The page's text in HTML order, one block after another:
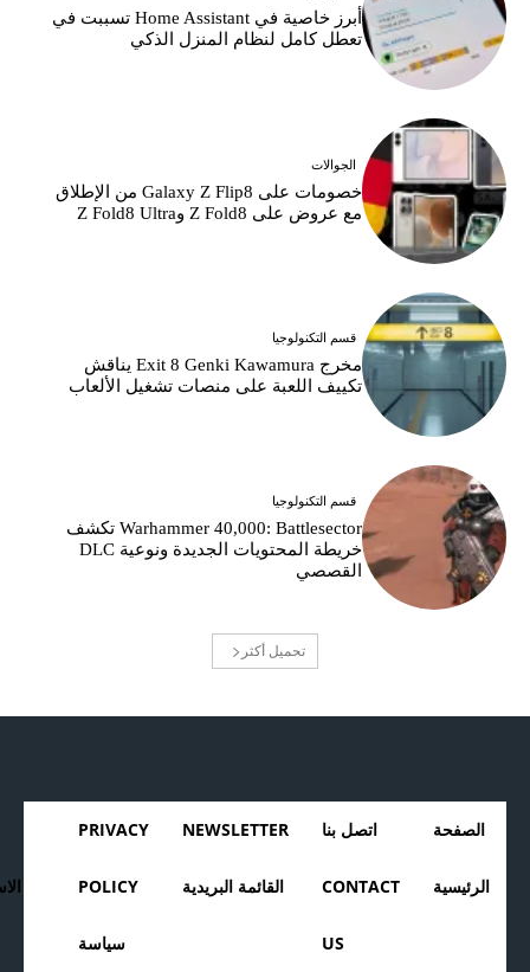
أبرز خاصية في Home Assistant تسببت في
تعطل كامل لنظام المنزل الذكي
الجوالات
خصومات على Galaxy Z Flip8 من الإطلاق
مع عروض على Z Fold8 وZ Fold8 Ultra
قسم التكنولوجيا
مخرج Exit 8 Genki Kawamura يناقش
تكييف اللعبة على منصات تشغيل الألعاب
قسم التكنولوجيا
Warhammer 40,000: Battlesector تكشف
خريطة المحتويات الجديدة ونوعية DLC
القصصي
تحميل أكثر
الصفحة
الرئيسية
اتصل بنا
CONTACT
US
NEWSLETTER
القائمة البريدية
PRIVACY
POLICY
سياسة